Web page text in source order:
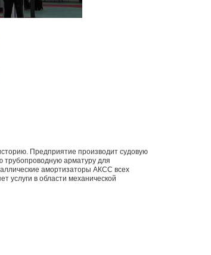
Предприятие производит судовую
арматуру для
амортизаторы АКСС всех
услуги в области механической